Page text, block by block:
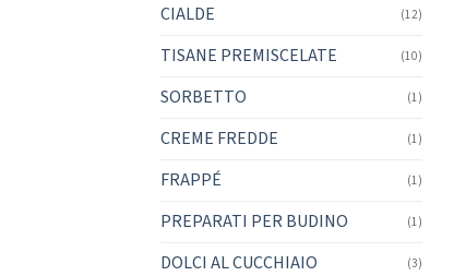
CIALDE (12)
TISANE PREMISCELATE (10)
SORBETTO (1)
CREME FREDDE (1)
FRAPPÉ (1)
PREPARATI PER BUDINO (1)
DOLCI AL CUCCHIAIO (3)